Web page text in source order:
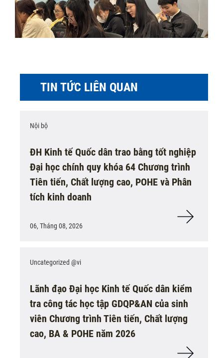
TIN TỨC LIÊN QUAN
Nội bộ
ĐH Kinh tế Quốc dân trao bằng tốt nghiệp
Đại học chính quy khóa 64 Chương trình
Tiên tiến, Chất lượng cao, POHE và Phân
tích kinh doanh
06, Tháng 08, 2026
Uncategorized @vi
Lãnh đạo Đại học Kinh tế Quốc dân kiểm
tra công tác học tập GDQP&AN của sinh
viên Chương trình Tiên tiến, Chất lượng
cao, BA & POHE năm 2026